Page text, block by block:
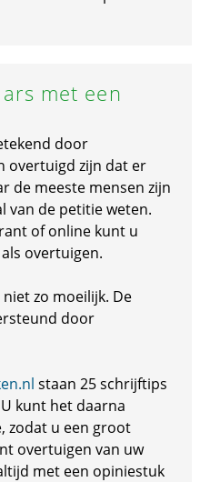
met een
door
overtuigd zijn dat er
de meeste mensen zijn
van de petitie weten.
of online kunt u
overtuigen.
zo moeilijk. De
door
staan 25 schrijftips
kunt het daarna
zodat u een groot
overtuigen van uw
met een opiniestuk